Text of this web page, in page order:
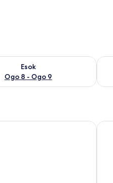
Esok
Ogo 8 - Ogo 9
untuk esok Ogo 8 -